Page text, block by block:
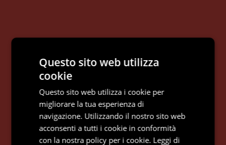
Questo sito web utilizza
cookie
Questo sito web utilizza i cookie per
migliorare la tua esperienza di
navigazione. Utilizzando il nostro sito web
acconsenti a tutti i cookie in conformità
con la nostra policy per i cookie. Leggi di